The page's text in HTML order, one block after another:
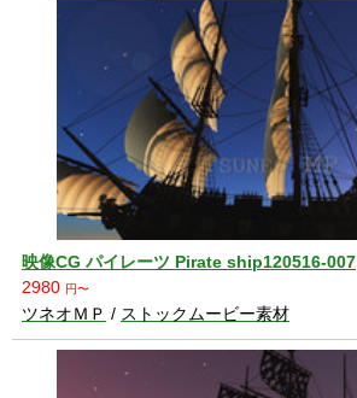
映像CG パイレーツ Pirate ship120516-007
2980 円〜
ツネオＭＰ / ストックムービー素材